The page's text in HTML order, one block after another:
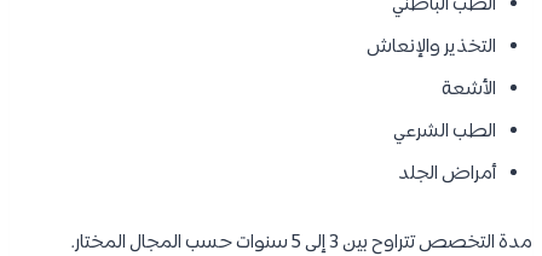
الطب الباطني
التخذير والإنعاش
الأشعة
الطب الشرعي
أمراض الجلد
مدة التخصص تتراوح بين 3 إلى 5 سنوات حسب المجال المختار.